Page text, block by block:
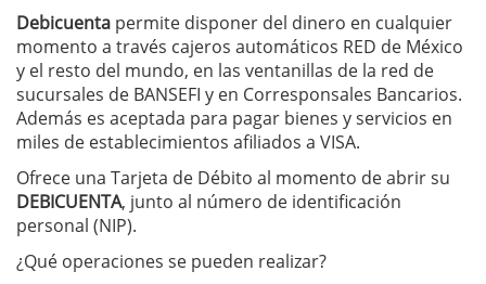
Debicuenta permite disponer del dinero en cualquier
momento a través cajeros automáticos RED de México
y el resto del mundo, en las ventanillas de la red de
sucursales de BANSEFI y en Corresponsales Bancarios.
Además es aceptada para pagar bienes y servicios en
miles de establecimientos afiliados a VISA.
Ofrece una Tarjeta de Débito al momento de abrir su
DEBICUENTA, junto al número de identificación
personal (NIP).
¿Qué operaciones se pueden realizar?